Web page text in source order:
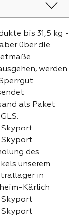
bis 31,5 kg -
über die
werden
als Paket
Skyport
Skyport
des
unserem
in
Kärlich
Skyport
Skyport